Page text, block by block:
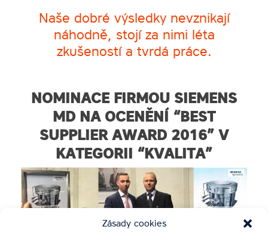
Zásady cookies
Naše dobré výsledky nevznikají
náhodně, stojí za nimi léta
zkušeností a tvrdá práce.
NOMINACE FIRMOU SIEMENS
MD NA OCENĚNÍ “BEST
SUPPLIER AWARD 2016” V
KATEGORII “KVALITA”